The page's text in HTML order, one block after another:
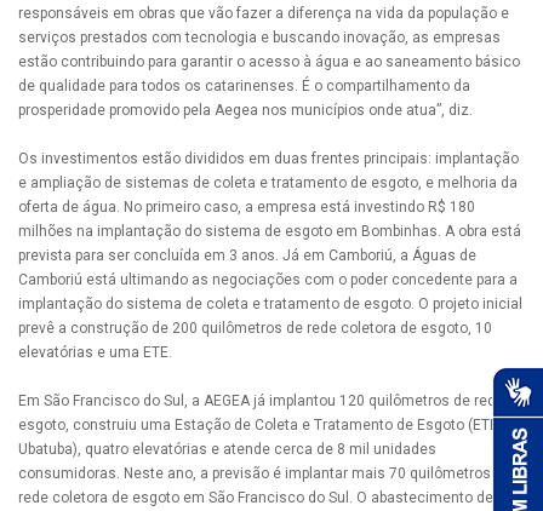
responsáveis em obras que vão fazer a diferença na vida da população e
serviços prestados com tecnologia e buscando inovação, as empresas
estão contribuindo para garantir o acesso à água e ao saneamento básico
de qualidade para todos os catarinenses. É o compartilhamento da
prosperidade promovido pela Aegea nos municípios onde atua”, diz.
Os investimentos estão divididos em duas frentes principais: implantação
e ampliação de sistemas de coleta e tratamento de esgoto, e melhoria da
oferta de água. No primeiro caso, a empresa está investindo R$ 180
milhões na implantação do sistema de esgoto em Bombinhas. A obra está
prevista para ser concluída em 3 anos. Já em Camboriú, a Águas de
Camboriú está ultimando as negociações com o poder concedente para a
implantação do sistema de coleta e tratamento de esgoto. O projeto inicial
prevê a construção de 200 quilômetros de rede coletora de esgoto, 10
elevatórias e uma ETE.
Em São Francisco do Sul, a AEGEA já implantou 120 quilômetros de rede de
esgoto, construiu uma Estação de Coleta e Tratamento de Esgoto (ETE
Ubatuba), quatro elevatórias e atende cerca de 8 mil unidades
consumidoras. Neste ano, a previsão é implantar mais 70 quilômetros de
rede coletora de esgoto em São Francisco do Sul. O abastecimento de